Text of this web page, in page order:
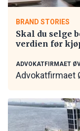
BRAND STORIES
Skal du selge
verdien før
ADVOKATFIRMAET
Advokatfirmaet